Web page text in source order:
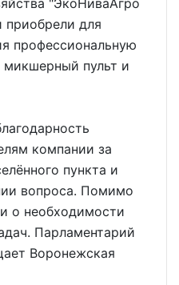
приобрели для
профессиональную
микшерный пульт и
компании за
пункта и
вопроса. Помимо
о необходимости
Парламентарий
Воронежская